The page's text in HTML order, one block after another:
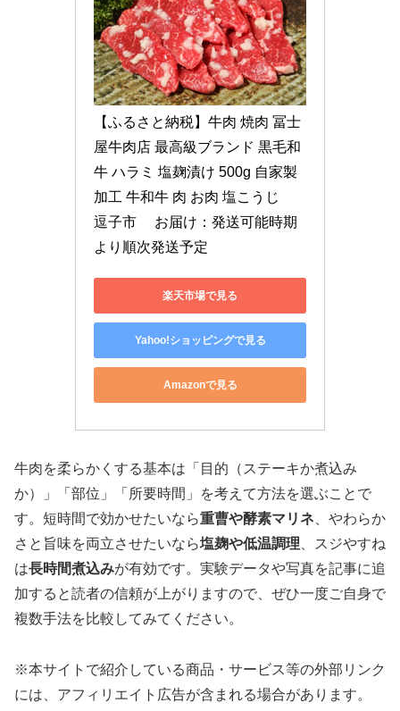
【ふるさと納税】牛肉 焼肉 冨士
屋牛肉店 最高級ブランド 黒毛和
牛 ハラミ 塩麹漬け 500g 自家製
加工 牛和牛 肉 お肉 塩こうじ
逗子市 　お届け：発送可能時期
より順次発送予定
楽天市場で見る
Yahoo!ショッピングで見る
Amazonで見る
牛肉を柔らかくする基本は「目的（ステーキか煮込み
か）」「部位」「所要時間」を考えて方法を選ぶことで
す。短時間で効かせたいなら重曹や酵素マリネ 、やわらか
さと旨味を両立させたいなら塩麹や低温調理 、スジやすね
は長時間煮込みが有効です。実験データや写真を記事に追
加すると読者の信頼が上がりますので、ぜひ一度ご自身で
複数手法を比較してみてください。
※本サイトで紹介している商品・サービス等の外部リンク
には、アフィリエイト広告が含まれる場合があります。